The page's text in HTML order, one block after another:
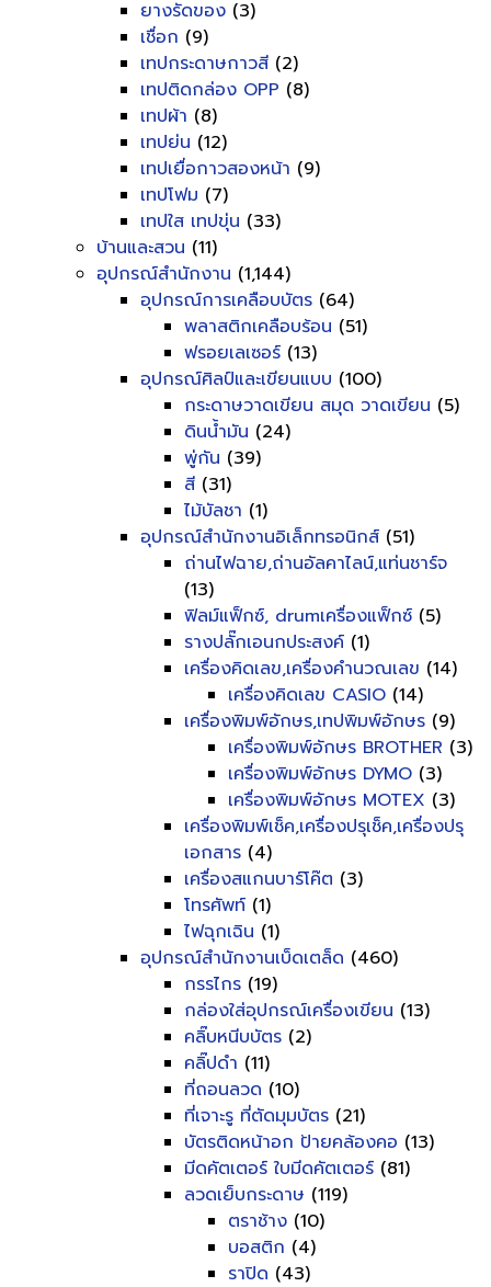
ยางรัดของ (3)
เชื่อก (9)
เทปกระดาษกาวสี (2)
เทปติดกล่อง OPP (8)
เทปผ้า (8)
เทปย่น (12)
เทปเยื่อกาวสองหน้า (9)
เทปโฟม (7)
เทปใส เทปขุ่น (33)
บ้านและสวน (11)
อุปกรณ์สำนักงาน (1,144)
อุปกรณ์การเคลือบบัตร (64)
พลาสติกเคลือบร้อน (51)
ฟรอยเลเซอร์ (13)
อุปกรณ์ศิลป์และเขียนแบบ (100)
กระดาษวาดเขียน สมุด วาดเขียน (5)
ดินน้ำมัน (24)
พู่กัน (39)
สี (31)
ไม้บัลชา (1)
อุปกรณ์สำนักงานอิเล็กทรอนิกส์ (51)
ถ่านไฟฉาย,ถ่านอัลคาไลน์,แท่นชาร์จ
(13)
ฟิลม์แฟ็กซ์, drumเครื่องแฟ็กซ์ (5)
รางปลั๊กเอนกประสงค์ (1)
เครื่องคิดเลข,เครื่องคำนวณเลข (14)
เครื่องคิดเลข CASIO (14)
เครื่องพิมพ์อักษร,เทปพิมพ์อักษร (9)
เครื่องพิมพ์อักษร BROTHER (3)
เครื่องพิมพ์อักษร DYMO (3)
เครื่องพิมพ์อักษร MOTEX (3)
เครื่องพิมพ์เช็ค,เครื่องปรุเช็ค,เครื่องปรุ
เอกสาร (4)
เครื่องสแกนบาร์โค๊ต (3)
โทรศัพท์ (1)
ไฟฉุกเฉิน (1)
อุปกรณ์สำนักงานเบ็ดเตล็ด (460)
กรรไกร (19)
กล่องใส่อุปกรณ์เครื่องเขียน (13)
คลิ๊บหนีบบัตร (2)
คลิ๊ปดำ (11)
ที่ถอนลวด (10)
ที่เจาะรู ที่ตัดมุมบัตร (21)
บัตรติดหน้าอก ป้ายคล้องคอ (13)
มีดคัตเตอร์ ใบมีดคัตเตอร์ (81)
ลวดเย็บกระดาษ (119)
ตราช้าง (10)
บอสติก (4)
ราปิด (43)